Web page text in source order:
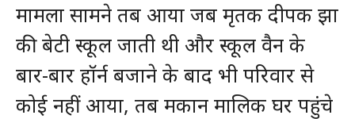
मामला सामने तब आया जब मृतक दीपक झा
की बेटी स्कूल जाती थी और स्कूल वैन के
बार-बार हॉर्न बजाने के बाद भी परिवार से
कोई नहीं आया, तब मकान मालिक घर पहुंचे